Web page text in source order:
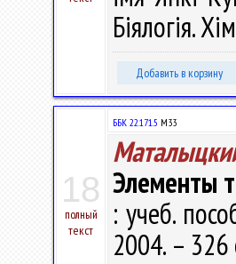
Біялогія.
Добавить в корзину
18
полный
текст
ББК 22.171.5 М33
Элементы
: учеб.
2004. –